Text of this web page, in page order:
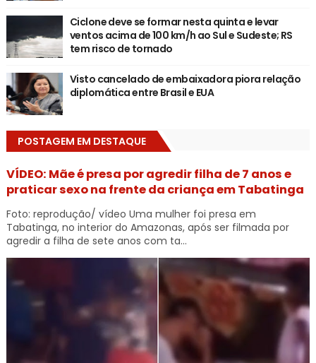
Ciclone deve se formar nesta quinta e levar
ventos acima de 100 km/h ao Sul e Sudeste; RS
tem risco de tornado
Visto cancelado de embaixadora piora relação
diplomática entre Brasil e EUA
POSTAGEM EM DESTAQUE
VÍDEO: Mãe é presa por agredir filha de 7 anos e
praticar sexo na frente da criança em Tabatinga
Foto: reprodução/ vídeo Uma mulher foi presa em
Tabatinga, no interior do Amazonas, após ser filmada por
agredir a filha de sete anos com ta...